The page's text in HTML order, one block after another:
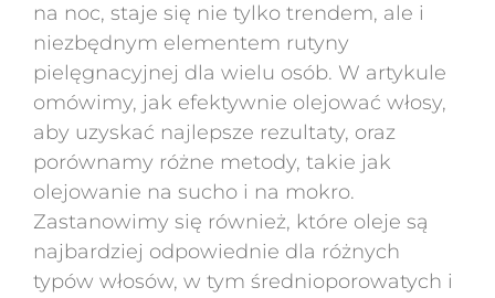
na noc, staje się nie tylko trendem, ale i
niezbędnym elementem rutyny
pielęgnacyjnej dla wielu osób. W artykule
omówimy, jak efektywnie olejować włosy,
aby uzyskać najlepsze rezultaty, oraz
porównamy różne metody, takie jak
olejowanie na sucho i na mokro.
Zastanowimy się również, które oleje są
najbardziej odpowiednie dla różnych
typów włosów, w tym średnioporowatych i